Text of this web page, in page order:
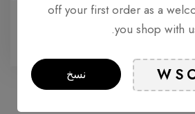
The Benefits of Green
off your first order as a
you shop with
نسخ